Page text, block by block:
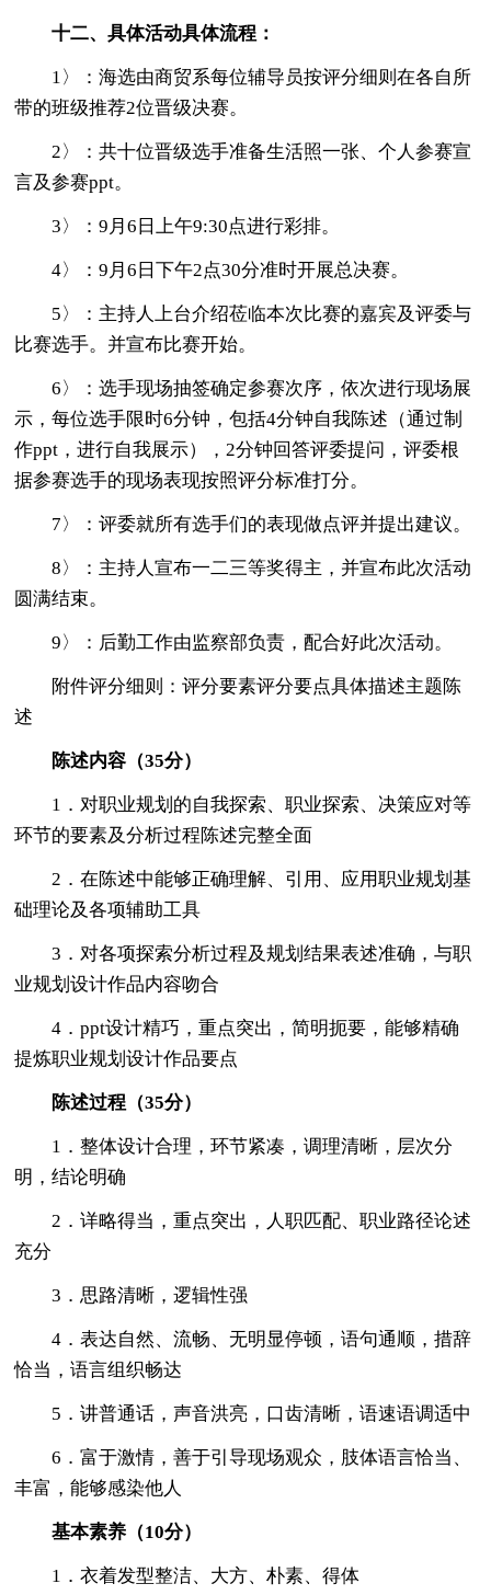
十二、具体活动具体流程：
1〉：海选由商贸系每位辅导员按评分细则在各自所
带的班级推荐2位晋级决赛。
2〉：共十位晋级选手准备生活照一张、个人参赛宣
言及参赛ppt。
3〉：9月6日上午9:30点进行彩排。
4〉：9月6日下午2点30分准时开展总决赛。
5〉：主持人上台介绍莅临本次比赛的嘉宾及评委与
比赛选手。并宣布比赛开始。
6〉：选手现场抽签确定参赛次序，依次进行现场展
示，每位选手限时6分钟，包括4分钟自我陈述（通过制
作ppt，进行自我展示），2分钟回答评委提问，评委根
据参赛选手的现场表现按照评分标准打分。
7〉：评委就所有选手们的表现做点评并提出建议。
8〉：主持人宣布一二三等奖得主，并宣布此次活动
圆满结束。
9〉：后勤工作由监察部负责，配合好此次活动。
附件评分细则：评分要素评分要点具体描述主题陈
述
陈述内容（35分）
1．对职业规划的自我探索、职业探索、决策应对等
环节的要素及分析过程陈述完整全面
2．在陈述中能够正确理解、引用、应用职业规划基
础理论及各项辅助工具
3．对各项探索分析过程及规划结果表述准确，与职
业规划设计作品内容吻合
4．ppt设计精巧，重点突出，简明扼要，能够精确
提炼职业规划设计作品要点
陈述过程（35分）
1．整体设计合理，环节紧凑，调理清晰，层次分
明，结论明确
2．详略得当，重点突出，人职匹配、职业路径论述
充分
3．思路清晰，逻辑性强
4．表达自然、流畅、无明显停顿，语句通顺，措辞
恰当，语言组织畅达
5．讲普通话，声音洪亮，口齿清晰，语速语调适中
6．富于激情，善于引导现场观众，肢体语言恰当、
丰富，能够感染他人
基本素养（10分）
1．衣着发型整洁、大方、朴素、得体